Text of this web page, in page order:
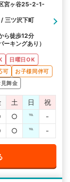
宮ヶ谷25-2-1-
三ツ沢下町
ら徒歩12分
キングあり）
日曜日OK
可
お子様同伴可
見舞金
土 日
祝
○ ℡
-
○ ℡ -